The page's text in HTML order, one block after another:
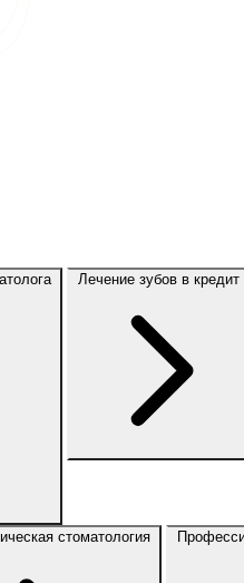
Лечение зубов в кредит
стоматология